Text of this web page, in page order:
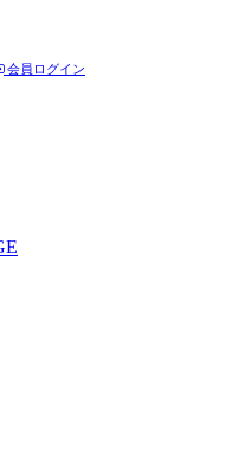
会員ログイン